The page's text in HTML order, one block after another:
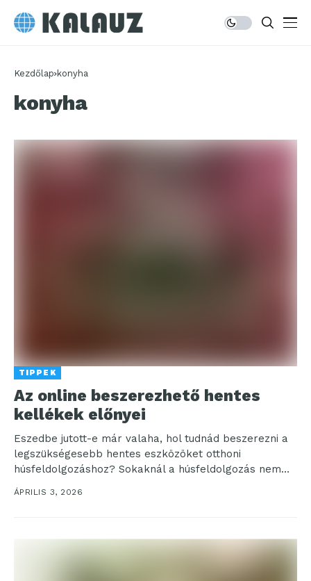
Kezdőlap konyha
konyha
TIPPEK
Az online beszerezhető hentes
kellékek előnyei
Eszedbe jutott-e már valaha, hol tudnád beszerezni a
legszükségesebb hentes eszközöket otthoni
húsfeldolgozáshoz? Sokaknál a húsfeldolgozás nem
csak egyszerű konyhai munka: valóságos szenvedély...
ÁPRILIS 3, 2026